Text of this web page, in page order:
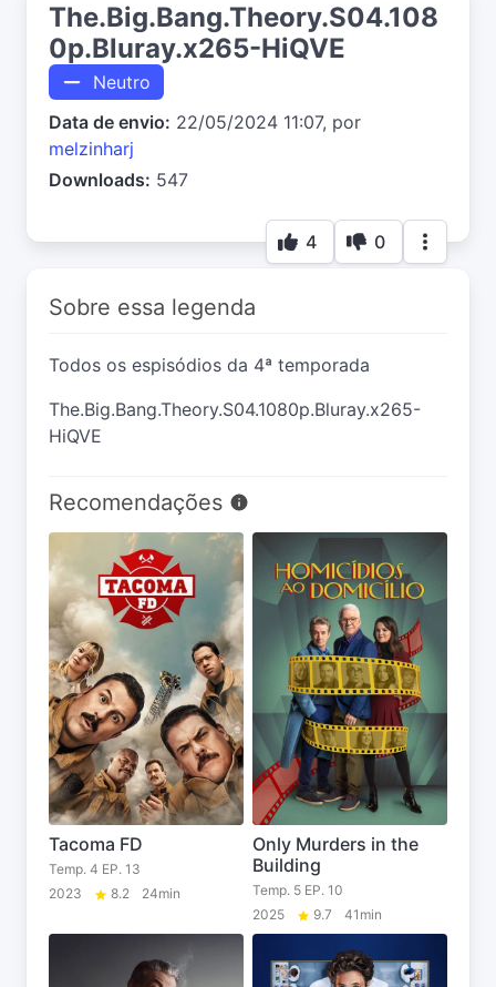
The.Big.Bang.Theory.S04.108
0p.Bluray.x265-HiQVE
Neutro
Data de envio: 22/05/2024 11:07, por
melzinharj
Downloads: 547
4 0
Sobre essa legenda
Todos os espisódios da 4ª temporada
The.Big.Bang.Theory.S04.1080p.Bluray.x265-
HiQVE
Recomendações
Tacoma FD
Temp. 4 EP. 13
2023
8.2 24min
Only Murders in the
Building
Temp. 5 EP. 10
2025
9.7 41min